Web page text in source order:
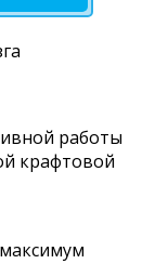
работы
крафтовой